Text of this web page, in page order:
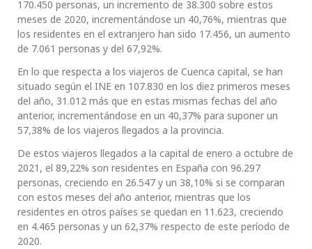
170.450 personas, un incremento de 38.300 sobre estos
meses de 2020, incrementándose un 40,76%, mientras que
los residentes en el extranjero han sido 17.456, un aumento
de 7.061 personas y del 67,92%.
En lo que respecta a los viajeros de Cuenca capital, se han
situado según el INE en 107.830 en los diez primeros meses
del año, 31.012 más que en estas mismas fechas del año
anterior, incrementándose en un 40,37% para suponer un
57,38% de los viajeros llegados a la provincia.
De estos viajeros llegados a la capital de enero a octubre de
2021, el 89,22% son residentes en España con 96.297
personas, creciendo en 26.547 y un 38,10% si se comparan
con estos meses del año anterior, mientras que los
residentes en otros países se quedan en 11.623, creciendo
en 4.465 personas y un 62,37% respecto de este período de
2020.